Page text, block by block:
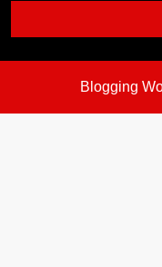
Blogging